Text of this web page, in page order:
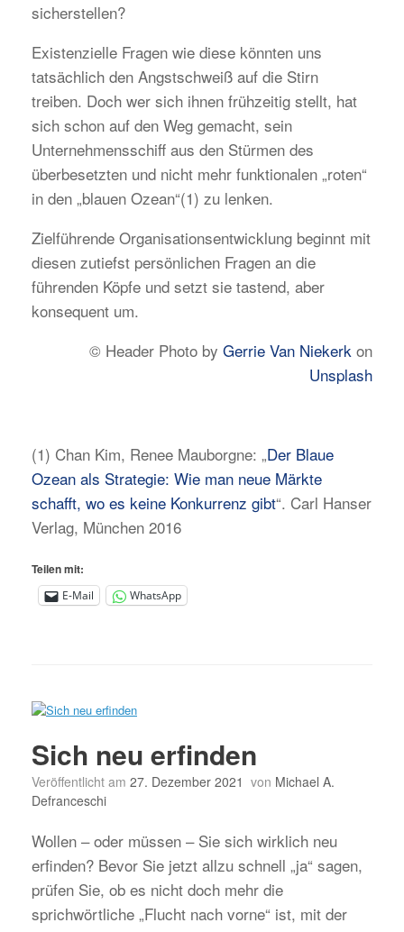
sicherstellen?
Existenzielle Fragen wie diese könnten uns
tatsächlich den Angstschweiß auf die Stirn
treiben. Doch wer sich ihnen frühzeitig stellt, hat
sich schon auf den Weg gemacht, sein
Unternehmensschiff aus den Stürmen des
überbesetzten und nicht mehr funktionalen „roten“
in den „blauen Ozean“(1) zu lenken.
Zielführende Organisationsentwicklung beginnt mit
diesen zutiefst persönlichen Fragen an die
führenden Köpfe und setzt sie tastend, aber
konsequent um.
© Header Photo by Gerrie Van Niekerk on
Unsplash
(1) Chan Kim, Renee Mauborgne: „Der Blaue
Ozean als Strategie: Wie man neue Märkte
schafft, wo es keine Konkurrenz gibt“. Carl Hanser
Verlag, München 2016
Teilen mit:
E-Mail WhatsApp
Sich neu erfinden
Veröffentlicht am 27. Dezember 2021 von Michael A.
Defranceschi
Wollen – oder müssen – Sie sich wirklich neu
erfinden? Bevor Sie jetzt allzu schnell „ja“ sagen,
prüfen Sie, ob es nicht doch mehr die
sprichwörtliche „Flucht nach vorne“ ist, mit der